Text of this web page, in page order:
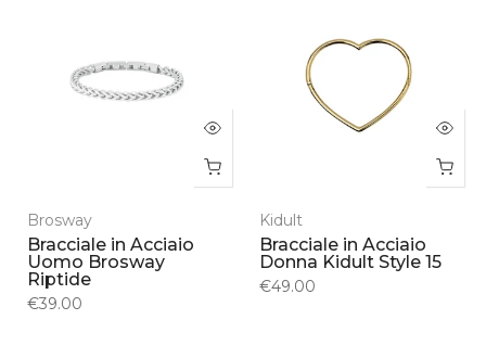
Brosway
Bracciale in Acciaio
Uomo Brosway
Riptide
€39.00
Kidult
Bracciale in Acciaio
Donna Kidult Style 15
€49.00